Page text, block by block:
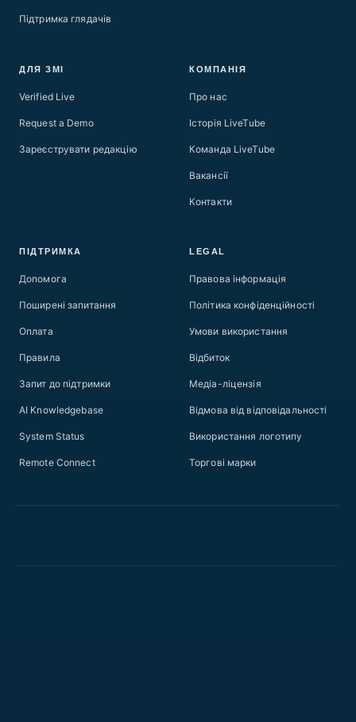
Підтримка глядачів
ДЛЯ ЗМІ
Verified Live
Request a Demo
Зареєструвати редакцію
КОМПАНІЯ
Про нас
Історія LiveTube
Команда LiveTube
Вакансії
Контакти
ПІДТРИМКА
Допомога
Поширені запитання
Оплата
Правила
Запит до підтримки
AI Knowledgebase
System Status
Remote Connect
LEGAL
Правова інформація
Політика конфіденційності
Умови використання
Відбиток
Медіа-ліцензія
Відмова від відповідальності
Використання логотипу
Торгові марки